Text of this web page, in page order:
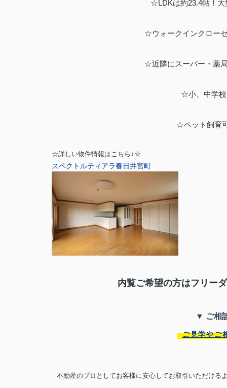
☆LDKは約23.4帖！大
☆ウォークインクロー
☆近隣にスーパー・薬
☆小、中学校
☆ペット飼育
☆詳しい物件情報はこちら ↓☆
スペクトルティアラ春日井宮町
内覧ご希望の方はフリー
▼ ご相
ご見学やご
不動産のプロとしてお客様に安心してお取引いただける